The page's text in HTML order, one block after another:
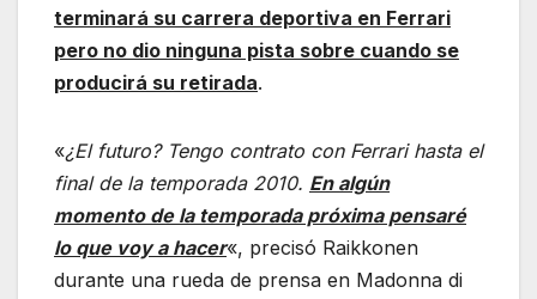
terminará su carrera deportiva en Ferrari
pero no dio ninguna pista sobre cuando se
producirá su retirada.
«¿El futuro? Tengo contrato con Ferrari hasta el
final de la temporada 2010. En algún
momento de la temporada próxima pensaré
lo que voy a hacer«, precisó Raikkonen
durante una rueda de prensa en Madonna di